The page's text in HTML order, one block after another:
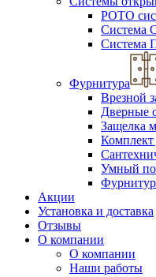
РОТО
Система
Система
Фурнитура
Врезной
Дверные
Защелка
Комплект
Умный
Акции
Установка и доставка
Отзывы
О компании
О компании
Наши работы